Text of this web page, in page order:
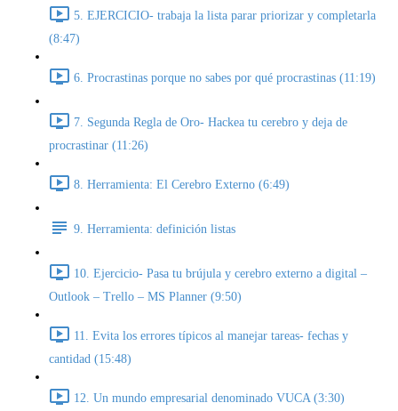
5. EJERCICIO- trabaja la lista parar priorizar y completarla
(8:47)
6. Procrastinas porque no sabes por qué procrastinas (11:19)
7. Segunda Regla de Oro- Hackea tu cerebro y deja de
procrastinar (11:26)
8. Herramienta: El Cerebro Externo (6:49)
9. Herramienta: definición listas
10. Ejercicio- Pasa tu brújula y cerebro externo a digital –
Outlook – Trello – MS Planner (9:50)
11. Evita los errores típicos al manejar tareas- fechas y
cantidad (15:48)
12. Un mundo empresarial denominado VUCA (3:30)